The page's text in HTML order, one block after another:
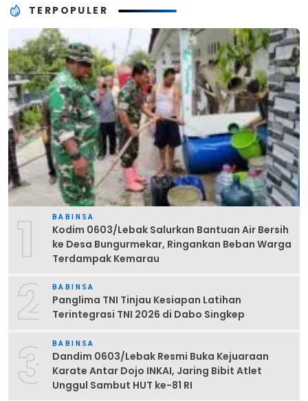
TERPOPULER
1 BABINSA
Kodim 0603/Lebak Salurkan Bantuan Air Bersih
ke Desa Bungurmekar, Ringankan Beban Warga
Terdampak Kemarau
2 BABINSA
Panglima TNI Tinjau Kesiapan Latihan
Terintegrasi TNI 2026 di Dabo Singkep
3 BABINSA
Dandim 0603/Lebak Resmi Buka Kejuaraan
Karate Antar Dojo INKAI, Jaring Bibit Atlet
Unggul Sambut HUT ke-81 RI